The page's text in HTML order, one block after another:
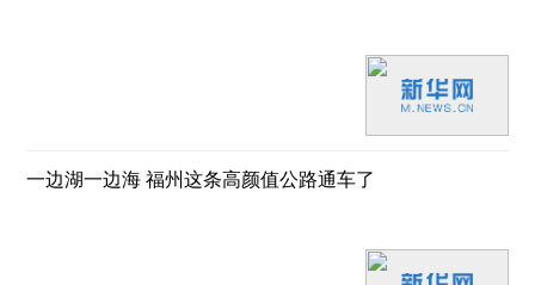
一边湖一边海 福州这条高颜值公路通车了